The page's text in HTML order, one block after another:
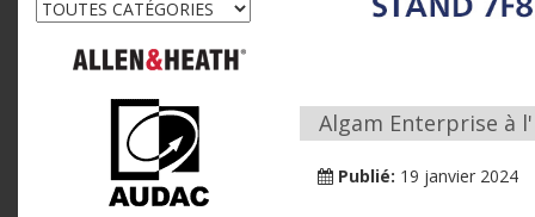
Algam Enterprise à
Publié: 19 janvier 2024